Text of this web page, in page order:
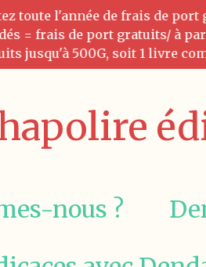
toute l'année de frais de
= frais de port gratuits/ à
jusqu'à 500G, soit 1 livre
nous ?